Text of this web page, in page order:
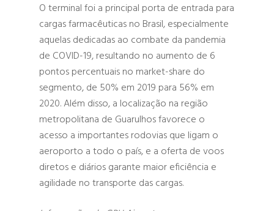
O terminal foi a principal porta de entrada para
cargas farmacêuticas no Brasil, especialmente
aquelas dedicadas ao combate da pandemia
de COVID-19, resultando no aumento de 6
pontos percentuais no market-share do
segmento, de 50% em 2019 para 56% em
2020. Além disso, a localização na região
metropolitana de Guarulhos favorece o
acesso a importantes rodovias que ligam o
aeroporto a todo o país, e a oferta de voos
diretos e diários garante maior eficiência e
agilidade no transporte das cargas.